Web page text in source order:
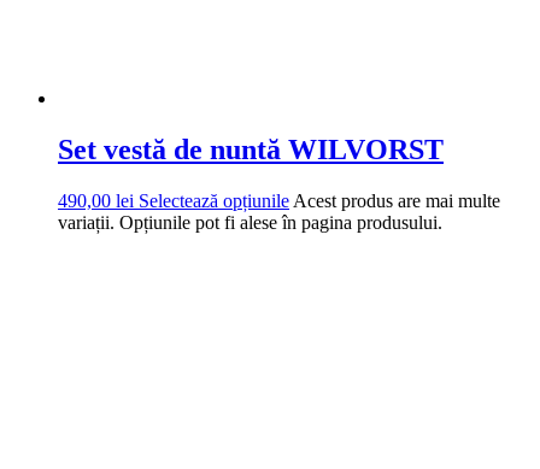
Set vestă de nuntă WILVORST
490,00 lei Selectează opțiunile Acest produs are mai multe
variații. Opțiunile pot fi alese în pagina produsului.